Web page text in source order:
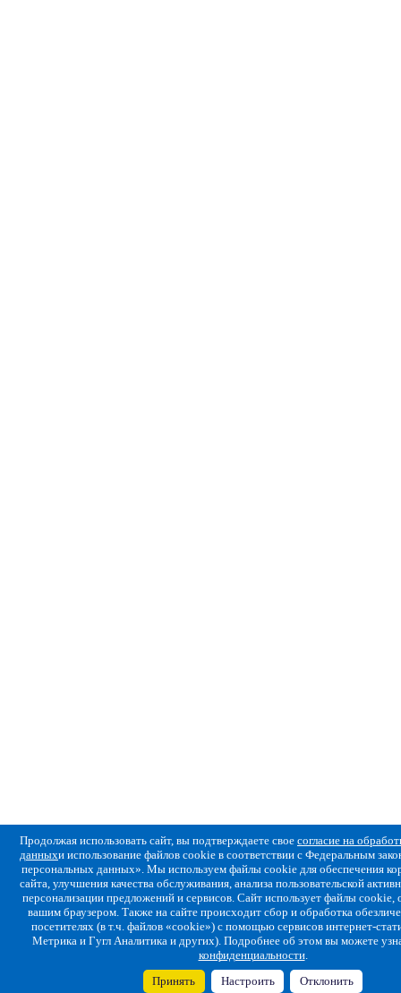
Продолжая использовать сайт, вы подтверждаете свое согласие на
данныхи использование файлов cookie в соответствии с Федеральным
персональных данных». Мы используем файлы cookie для обеспечения
сайта, улучшения качества обслуживания, анализа пользовательской
персонализации предложений и сервисов. Сайт использует файлы cookie,
вашим браузером. Также на сайте происходит сбор и обработка
посетителях (в т.ч. файлов «cookie») с помощью сервисов интернет-
Метрика и Гугл Аналитика и других). Подробнее об этом вы можете
конфиденциальности.
Принять Настроить Отклонить